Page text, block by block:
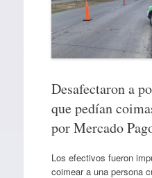
Desafectaron a
que pedían
por Mercado
Los efectivos fueron
coimear a una persona